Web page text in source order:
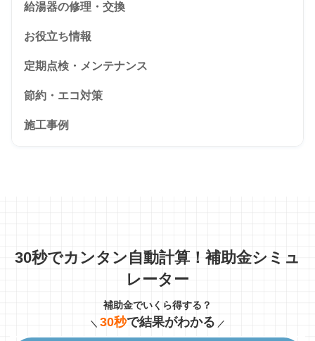
給湯器の修理・交換
お役立ち情報
定期点検・メンテナンス
節約・エコ対策
施工事例
30秒でカンタン自動計算！補助金シミュ
レーター
補助金でいくら得する？
＼ 30秒で結果がわかる ／